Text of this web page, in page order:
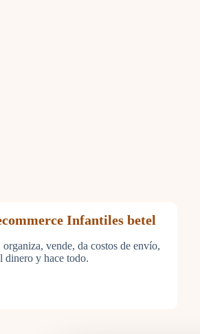
Infantiles betel
vende, da costos de envío,
dinero y hace todo.